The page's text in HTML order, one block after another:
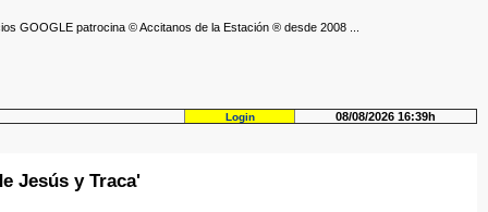
GOOGLE patrocina © Accitanos de la Estación ® desde 2008 ...
Login 08/08/2026 16:39h
Jesús y Traca'